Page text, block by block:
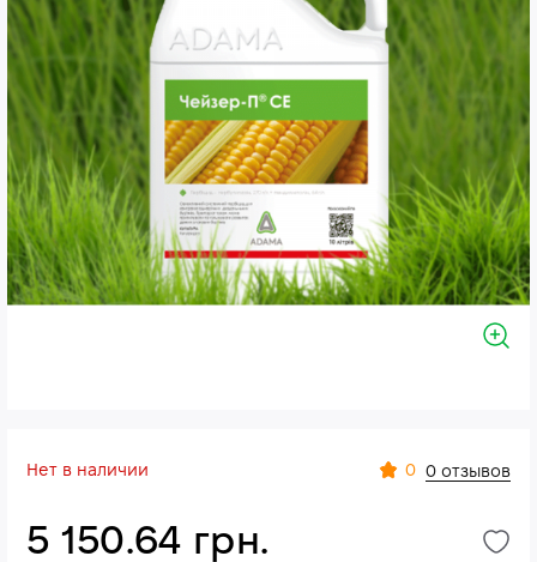
Нет в наличии 0 0 отзывов
5 150.64 грн.